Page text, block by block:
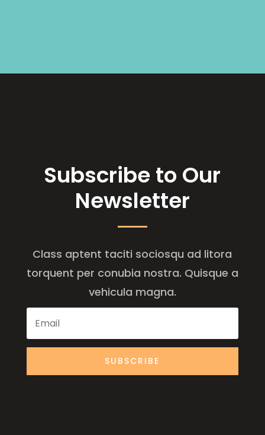
Subscribe to Our
Newsletter
Class aptent taciti sociosqu ad litora
torquent per conubia nostra. Quisque a
vehicula magna.
SUBSCRIBE